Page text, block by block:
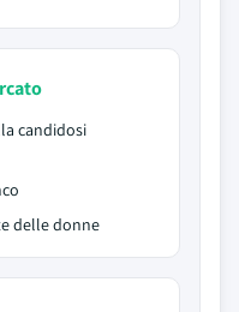
candidosi
delle donne